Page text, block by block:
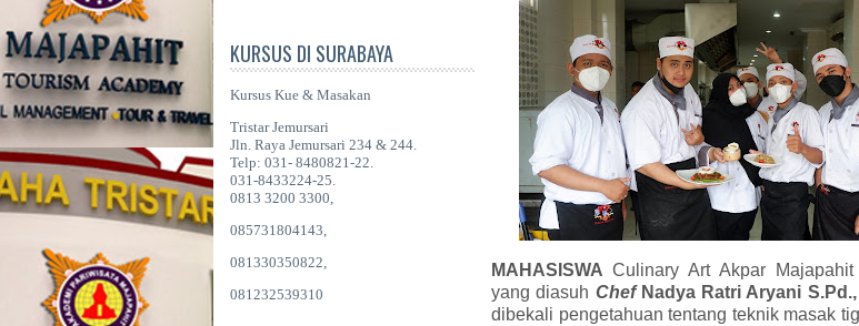
KURSUS DI SURABAYA
Kursus Kue & Masakan
Tristar Jemursari
Jln. Raya Jemursari 234 & 244.
Telp: 031- 8480821-22.
031-8433224-25.
0813 3200 3300,
085731804143,
081330350822,
081232539310
MAHASISWA Culinary ArtAkpar
yang diasuh ChefNadya Ratri Aryani S.Pd.,
dibekali pengetahuan tentang teknik masak